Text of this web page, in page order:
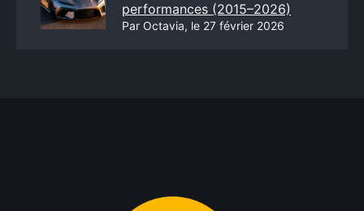
performances (2015–2026)
Par Octavia, le 27 février 2026